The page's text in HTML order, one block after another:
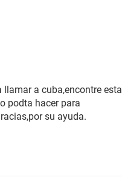
a cuba,encontre esta
podta hacer para
su ayuda.